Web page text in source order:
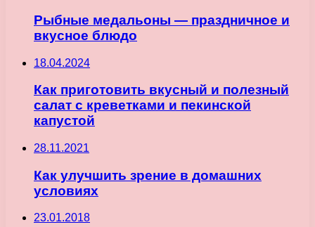
Рыбные медальоны — праздничное и
вкусное блюдо
18.04.2024
Как приготовить вкусный и полезный
салат с креветками и пекинской
капустой
28.11.2021
Как улучшить зрение в домашних
условиях
23.01.2018